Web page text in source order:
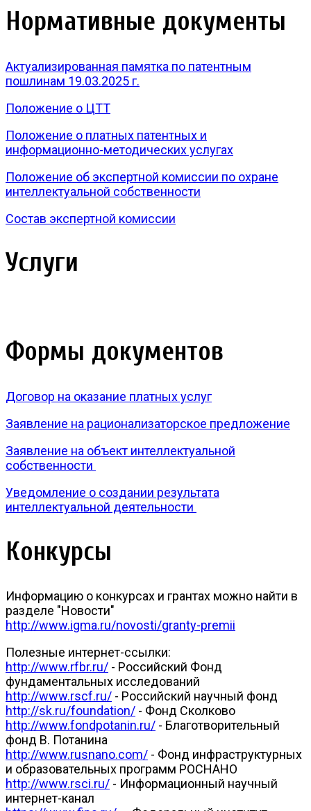
Нормативные документы
Актуализированная памятка по патентным
пошлинам 19.03.2025 г.
Положение о ЦТТ
Положение о платных патентных и
информационно-методических услугах
Положение об экспертной комиссии по охране
интеллектуальной собственности
Состав экспертной комиссии
Услуги
Формы документов
Договор на оказание платных услуг
Заявление на рационализаторское предложение
Заявление на объект интеллектуальной
собственности
Уведомление о создании результата
интеллектуальной деятельности
Конкурсы
Информацию о конкурсах и грантах можно найти в
разделе "Новости"
http://www.igma.ru/novosti/granty-premii
Полезные интернет-ссылки:
http://www.rfbr.ru/ - Российский Фонд
фундаментальных исследований
http://www.rscf.ru/ - Российский научный фонд
http://sk.ru/foundation/ - Фонд Сколково
http://www.fondpotanin.ru/ - Благотворительный
фонд В. Потанина
http://www.rusnano.com/ - Фонд инфраструктурных
и образовательных программ РОСНАНО
http://www.rsci.ru/ - Информационный научный
интернет-канал